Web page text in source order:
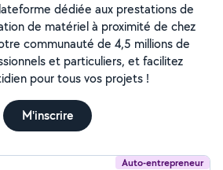
dédiée aux prestations de
de matériel à proximité de chez
communauté de 4,5 millions de
et particuliers, et facilitez
pour tous vos projets !
M'inscrire
Auto-entrepreneur